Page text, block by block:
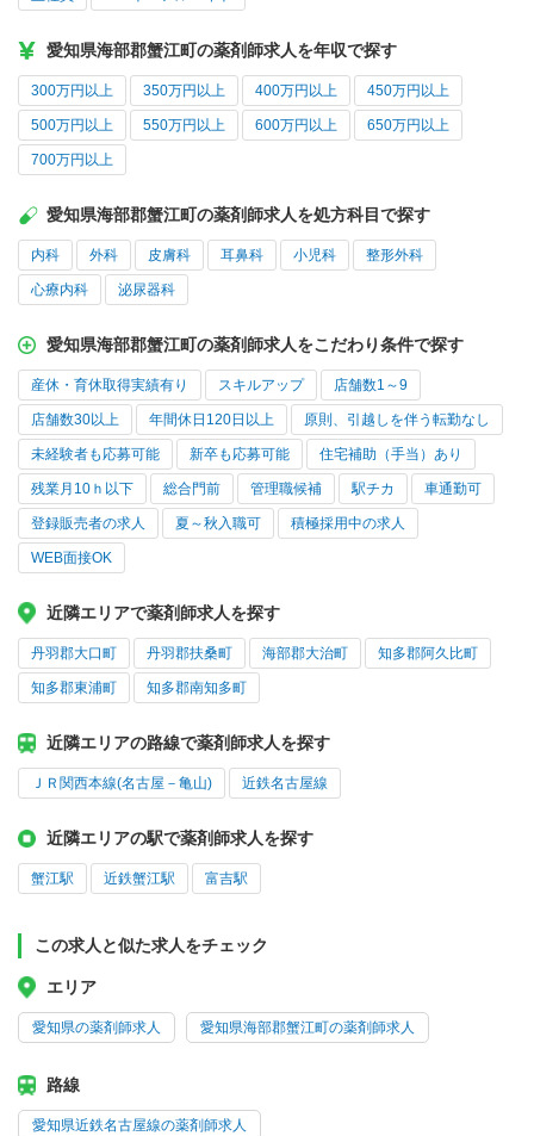
愛知県海部郡蟹江町の薬剤師求人を年収で探す
300万円以上 350万円以上 400万円以上 450万円以上
500万円以上 550万円以上 600万円以上 650万円以上
700万円以上
愛知県海部郡蟹江町の薬剤師求人を処方科目で探す
内科 外科 皮膚科 耳鼻科 小児科 整形外科
心療内科 泌尿器科
愛知県海部郡蟹江町の薬剤師求人をこだわり条件で探す
産休・育休取得実績有り スキルアップ 店舗数1～9
店舗数30以上 年間休日120日以上 原則、引越しを伴う転勤なし
未経験者も応募可能 新卒も応募可能 住宅補助（手当）あり
残業月10ｈ以下 総合門前 管理職候補 駅チカ 車通勤可
登録販売者の求人 夏～秋入職可 積極採用中の求人
WEB面接OK
近隣エリアで薬剤師求人を探す
丹羽郡大口町 丹羽郡扶桑町 海部郡大治町 知多郡阿久比町
知多郡東浦町 知多郡南知多町
近隣エリアの路線で薬剤師求人を探す
ＪＲ関西本線(名古屋－亀山) 近鉄名古屋線
近隣エリアの駅で薬剤師求人を探す
蟹江駅 近鉄蟹江駅 富吉駅
この求人と似た求人をチェック
エリア
愛知県の薬剤師求人 愛知県海部郡蟹江町の薬剤師求人
路線
愛知県近鉄名古屋線の薬剤師求人